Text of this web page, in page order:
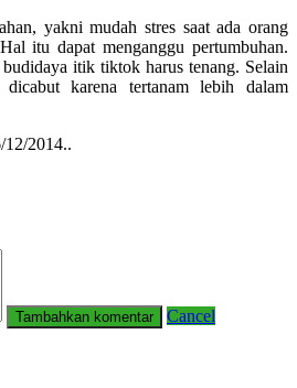
yakni mudah stres saat ada orang
itu dapat menganggu pertumbuhan.
itik tiktok harus tenang. Selain
karena tertanam lebih dalam
12/2014..
Cancel